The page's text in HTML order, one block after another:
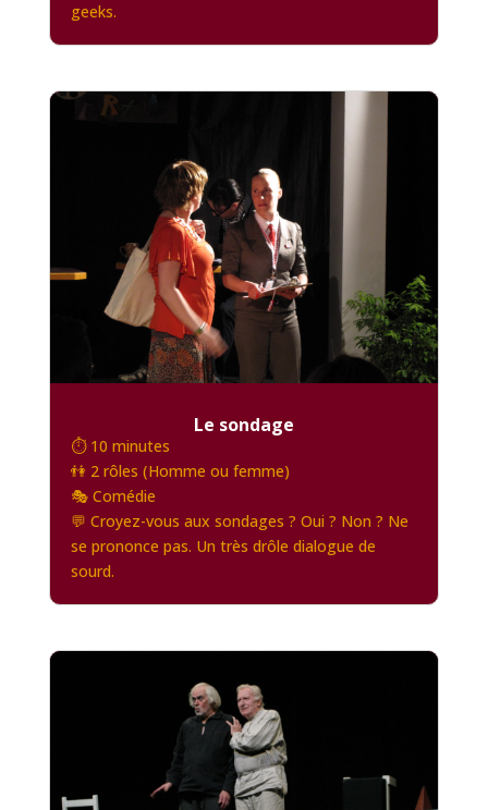
geeks.
Le sondage
⏱️ 10 minutes
👫 2 rôles (Homme ou femme)
🎭 Comédie
💬 Croyez-vous aux sondages ? Oui ? Non ? Ne
se prononce pas. Un très drôle dialogue de
sourd.